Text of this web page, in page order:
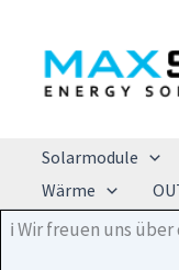
Inhalt
springen
Solarmodule
Wärme
ℹ️ Wir freuen uns